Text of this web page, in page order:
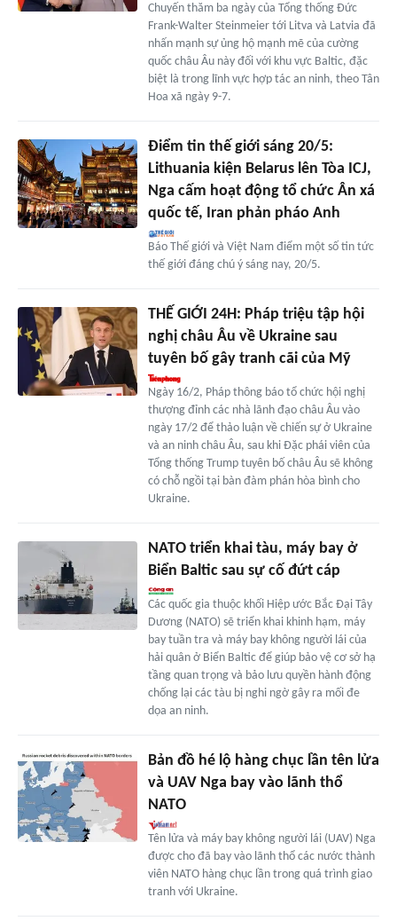
Chuyến thăm ba ngày của Tổng thống Đức
Frank-Walter Steinmeier tới Litva và Latvia đã
nhấn mạnh sự ủng hộ mạnh mẽ của cường
quốc châu Âu này đối với khu vực Baltic, đặc
biệt là trong lĩnh vực hợp tác an ninh, theo Tân
Hoa xã ngày 9-7.
Điểm tin thế giới sáng 20/5:
Lithuania kiện Belarus lên Tòa ICJ,
Nga cấm hoạt động tổ chức Ân xá
quốc tế, Iran phản pháo Anh
Báo Thế giới và Việt Nam điểm một số tin tức
thế giới đáng chú ý sáng nay, 20/5.
THẾ GIỚI 24H: Pháp triệu tập hội
nghị châu Âu về Ukraine sau
tuyên bố gây tranh cãi của Mỹ
Ngày 16/2, Pháp thông báo tổ chức hội nghị
thượng đỉnh các nhà lãnh đạo châu Âu vào
ngày 17/2 để thảo luận về chiến sự ở Ukraine
và an ninh châu Âu, sau khi Đặc phái viên của
Tổng thống Trump tuyên bố châu Âu sẽ không
có chỗ ngồi tại bàn đàm phán hòa bình cho
Ukraine.
NATO triển khai tàu, máy bay ở
Biển Baltic sau sự cố đứt cáp
Các quốc gia thuộc khối Hiệp ước Bắc Đại Tây
Dương (NATO) sẽ triển khai khinh hạm, máy
bay tuần tra và máy bay không người lái của
hải quân ở Biển Baltic để giúp bảo vệ cơ sở hạ
tầng quan trọng và bảo lưu quyền hành động
chống lại các tàu bị nghi ngờ gây ra mối đe
dọa an ninh.
Bản đồ hé lộ hàng chục lần tên lửa
và UAV Nga bay vào lãnh thổ
NATO
Tên lửa và máy bay không người lái (UAV) Nga
được cho đã bay vào lãnh thổ các nước thành
viên NATO hàng chục lần trong quá trình giao
tranh với Ukraine.